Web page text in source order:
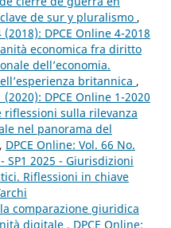
de sur y pluralismo ,
DPCE Online 4-2018
economica fra diritto
dell’economia.
britannica ,
DPCE Online 1-2020
riflessioni sulla rilevanza
nel panorama del
, DPCE Online: Vol. 66 No.
SP1 2025 - Giurisdizioni
Riflessioni in chiave
comparazione giuridica
digitale , DPCE Online: